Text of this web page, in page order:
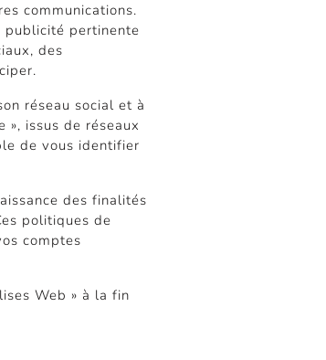
communications.
publicité pertinente
des
réseau social et à
», issus de réseaux
de vous identifier
des finalités
politiques de
comptes
Web » à la fin